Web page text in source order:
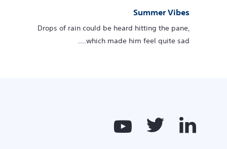
Summer Vibes
Drops of rain could be heard hitting the pane,
which made him feel quite sad.…